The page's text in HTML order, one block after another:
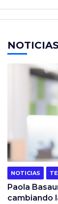
NOTICIAS
Paola
cambiando